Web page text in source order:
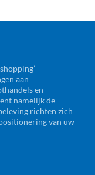
aan
en
namelijk de
richten zich
van uw